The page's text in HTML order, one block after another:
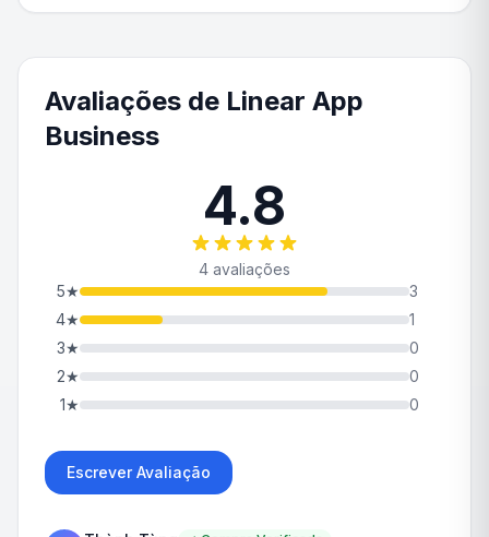
Avaliações de Linear App
Business
4.8
4 avaliações
5★
3
4★
1
3★
0
2★
0
1★ 0
Escrever Avaliação